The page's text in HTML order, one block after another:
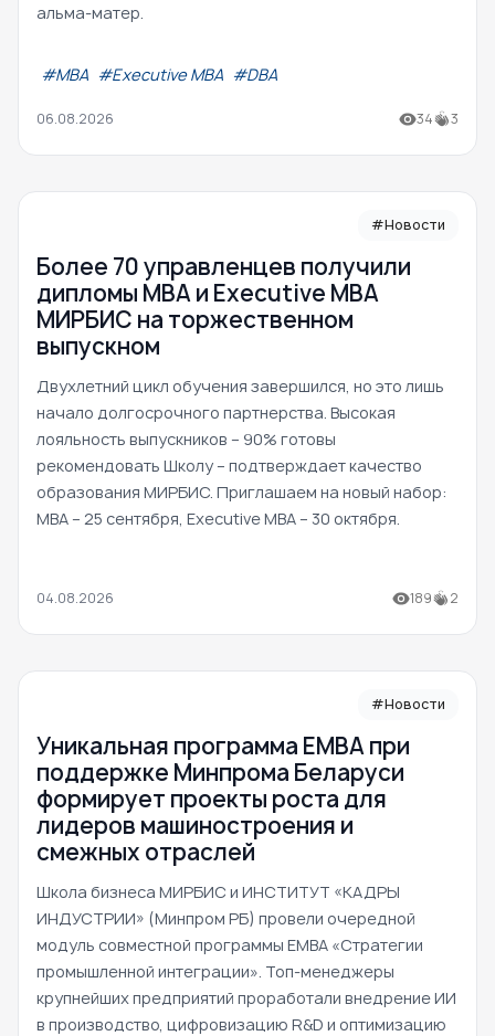
альма-матер.
#МВА #Executive MBA #DBA
06.08.2026 34 3
#Новости
Более 70 управленцев получили
дипломы MBA и Executive MBA
МИРБИС на торжественном
выпускном
Двухлетний цикл обучения завершился, но это лишь
начало долгосрочного партнерства. Высокая
лояльность выпускников – 90% готовы
рекомендовать Школу – подтверждает качество
образования МИРБИС. Приглашаем на новый набор:
MBA – 25 сентября, Executive MBA – 30 октября.
04.08.2026 189 2
#Новости
Уникальная программа ЕМВА при
поддержке Минпрома Беларуси
формирует проекты роста для
лидеров машиностроения и
смежных отраслей
Школа бизнеса МИРБИС и ИНСТИТУТ «КАДРЫ
ИНДУСТРИИ» (Минпром РБ) провели очередной
модуль совместной программы EMBA «Стратегии
промышленной интеграции». Топ-менеджеры
крупнейших предприятий проработали внедрение ИИ
в производство, цифровизацию R&D и оптимизацию